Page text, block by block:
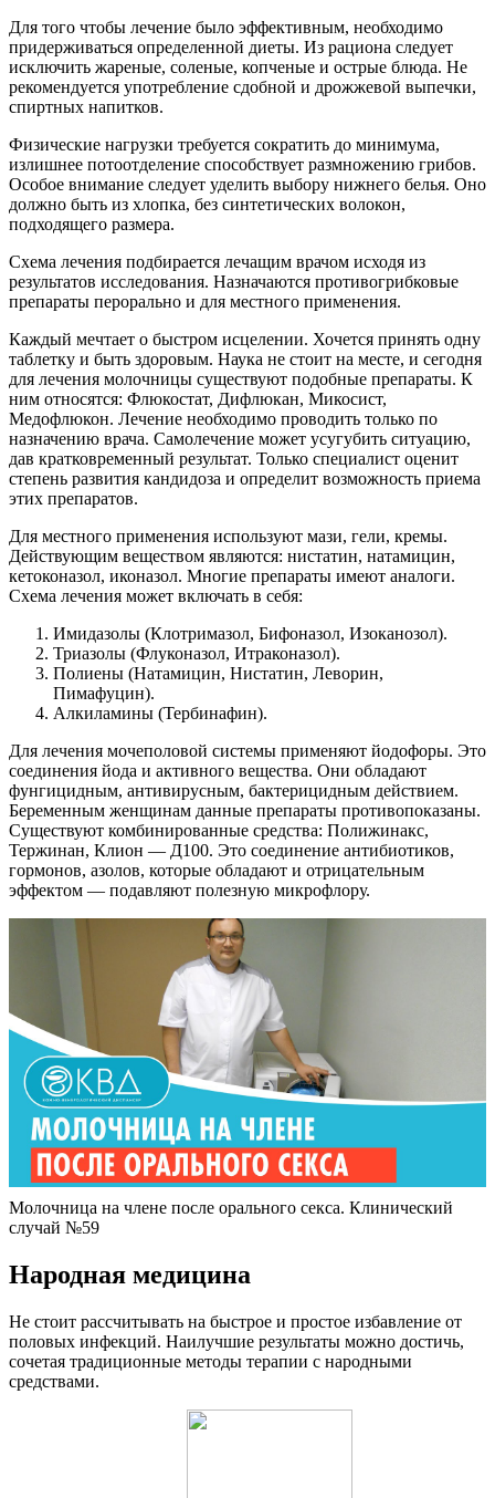
Для того чтобы лечение было эффективным, необходимо
придерживаться определенной диеты. Из рациона следует
исключить жареные, соленые, копченые и острые блюда. Не
рекомендуется употребление сдобной и дрожжевой выпечки,
спиртных напитков.
Физические нагрузки требуется сократить до минимума,
излишнее потоотделение способствует размножению грибов.
Особое внимание следует уделить выбору нижнего белья. Оно
должно быть из хлопка, без синтетических волокон,
подходящего размера.
Схема лечения подбирается лечащим врачом исходя из
результатов исследования. Назначаются противогрибковые
препараты перорально и для местного применения.
Каждый мечтает о быстром исцелении. Хочется принять одну
таблетку и быть здоровым. Наука не стоит на месте, и сегодня
для лечения молочницы существуют подобные препараты. К
ним относятся: Флюкостат, Дифлюкан, Микосист,
Медофлюкон. Лечение необходимо проводить только по
назначению врача. Самолечение может усугубить ситуацию,
дав кратковременный результат. Только специалист оценит
степень развития кандидоза и определит возможность приема
этих препаратов.
Для местного применения используют мази, гели, кремы.
Действующим веществом являются: нистатин, натамицин,
кетоконазол, иконазол. Многие препараты имеют аналоги.
Схема лечения может включать в себя:
Имидазолы (Клотримазол, Бифоназол, Изоканозол).
Триазолы (Флуконазол, Итраконазол).
Полиены (Натамицин, Нистатин, Леворин,
Пимафуцин).
Алкиламины (Тербинафин).
Для лечения мочеполовой системы применяют йодофоры. Это
соединения йода и активного вещества. Они обладают
фунгицидным, антивирусным, бактерицидным действием.
Беременным женщинам данные препараты противопоказаны.
Существуют комбинированные средства: Полижинакс,
Тержинан, Клион — Д100. Это соединение антибиотиков,
гормонов, азолов, которые обладают и отрицательным
эффектом — подавляют полезную микрофлору.
Молочница на члене после орального секса. Клинический
случай №59
Народная медицина
Не стоит рассчитывать на быстрое и простое избавление от
половых инфекций. Наилучшие результаты можно достичь,
сочетая традиционные методы терапии с народными
средствами.